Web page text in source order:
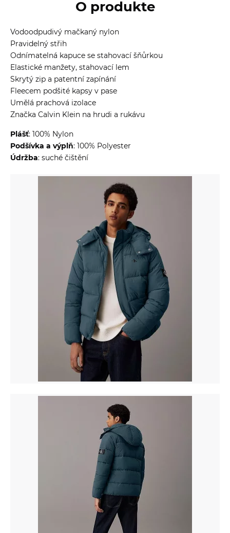
O produkte
Vodoodpudivý mačkaný nylon
Pravidelný střih
Odnímatelná kapuce se stahovací šňůrkou
Elastické manžety, stahovací lem
Skrytý zip a patentní zapínání
Fleecem podšité kapsy v pase
Umělá prachová izolace
Značka Calvin Klein na hrudi a rukávu
Plášť: 100% Nylon
Podšívka a výplň: 100% Polyester
Údržba: suché čištění